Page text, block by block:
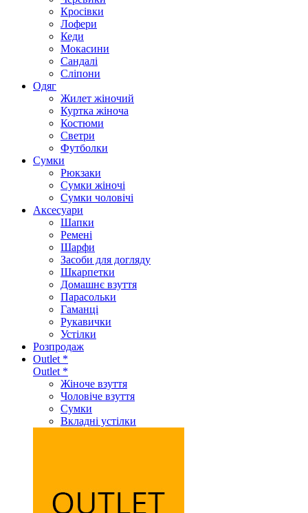
Кросівки
Лофери
Кеди
Мокасини
Сандалі
Сліпони
Одяг
Жилет жіночий
Куртка жіноча
Костюми
Светри
Футболки
Сумки
Рюкзаки
Сумки жіночі
Сумки чоловічі
Аксеcуари
Шапки
Ремені
Шарфи
Засоби для догляду
Шкарпетки
Домашнє взуття
Парасольки
Гаманці
Рукавички
Устілки
Розпродаж
Outlet *
Outlet *
Жіноче взуття
Чоловіче взуття
Сумки
Вкладні устілки